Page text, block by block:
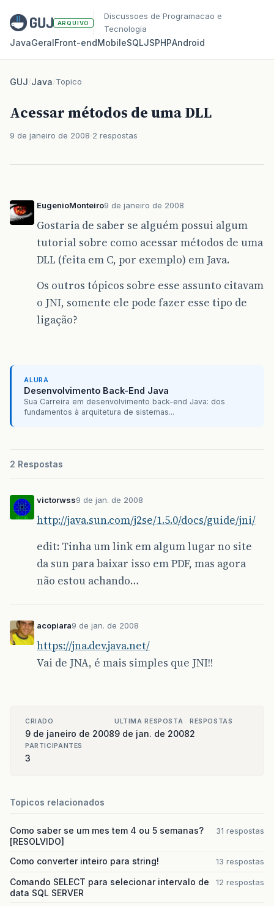
ARQUIVO
Discussoes de Programacao e
Tecnologia
JavaGeralFront‑endMobileSQLJSPHPAndroid
GUJ/Java/Topico
Acessar métodos de uma DLL
9 de janeiro de 2008 2 respostas
EugenioMonteiro9 de janeiro de 2008
Gostaria de saber se alguém possui algum
tutorial sobre como acessar métodos de uma
DLL (feita em C, por exemplo) em Java.
Os outros tópicos sobre esse assunto citavam
o JNI, somente ele pode fazer esse tipo de
ligação?
ALURA
Desenvolvimento Back-End Java
Sua Carreira em desenvolvimento back-end Java: dos
fundamentos à arquitetura de sistemas...
2 Respostas
victorwss9 de jan. de 2008
http://java.sun.com/j2se/1.5.0/docs/guide/jni/
edit: Tinha um link em algum lugar no site
da sun para baixar isso em PDF, mas agora
não estou achando…
acopiara9 de jan. de 2008
https://jna.dev.java.net/
Vai de JNA, é mais simples que JNI!!
CRIADO
9 de janeiro de 2008
ULTIMA RESPOSTA
9 de jan. de 2008
RESPOSTAS
2
PARTICIPANTES
3
Topicos relacionados
Como saber se um mes tem 4 ou 5 semanas?
[RESOLVIDO]
31 respostas
Como converter inteiro para string! 13 respostas
Comando SELECT para selecionar intervalo de
data SQL SERVER
12 respostas